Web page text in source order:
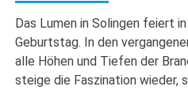
Das Lumen in Solingen feiert
Geburtstag. In den
alle Höhen und Tiefen der
steige die Faszination wieder,